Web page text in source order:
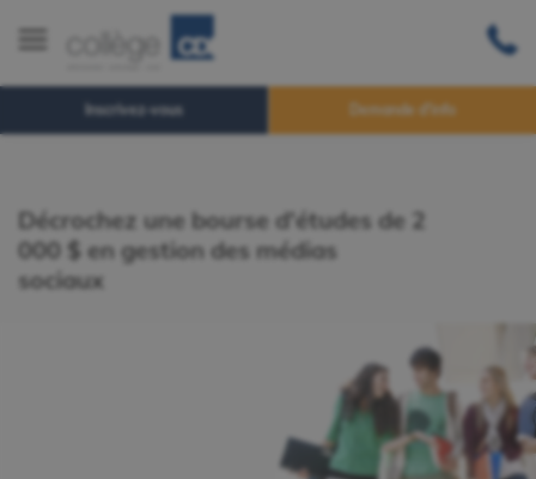
Inscrivez-vous Demande d'info
Décrochez une bourse d'études de 2
000 $ en gestion des médias
sociaux